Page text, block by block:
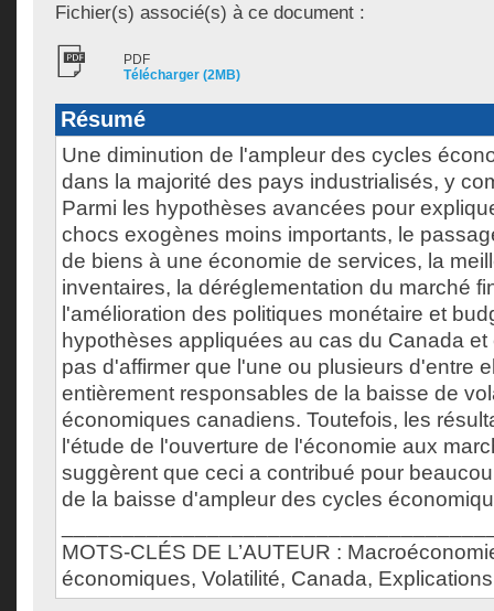
Fichier(s) associé(s) à ce document :
PDF
Télécharger (2MB)
Résumé
Une diminution de l'ampleur des cycles
dans la majorité des pays industrialisés, y
Parmi les hypothèses avancées pour
chocs exogènes moins importants, le
de biens à une économie de services, la
inventaires, la déréglementation du marché
l'amélioration des politiques monétaire et
hypothèses appliquées au cas du Canada
pas d'affirmer que l'une ou plusieurs d'entre
entièrement responsables de la baisse de
économiques canadiens. Toutefois, les
l'étude de l'ouverture de l'économie aux
suggèrent que ceci a contribué pour
de la baisse d'ampleur des cycles
MOTS-CLÉS DE L’AUTEUR :
économiques, Volatilité, Canada,